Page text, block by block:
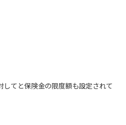
してと保険金の限度額も設定されて